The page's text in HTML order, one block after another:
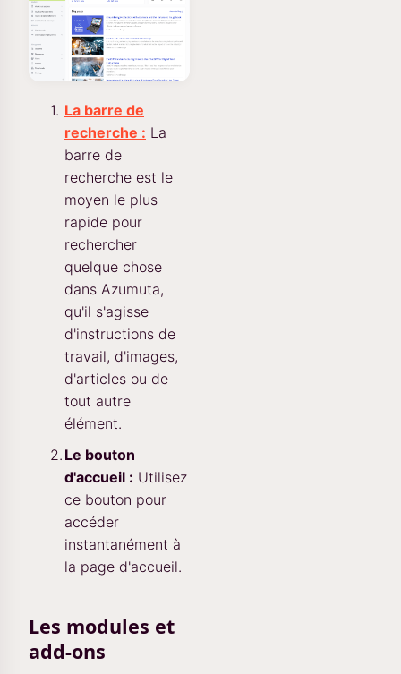
La barre de
recherche : La
barre de
recherche est le
moyen le plus
rapide pour
rechercher
quelque chose
dans Azumuta,
qu'il s'agisse
d'instructions de
travail, d'images,
d'articles ou de
tout autre
élément.
Le bouton
d'accueil : Utilisez
ce bouton pour
accéder
instantanément à
la page d'accueil.
Les modules et
add-ons